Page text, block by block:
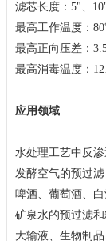
滤芯长度： 5"、
最高工作温度： 80
最高正向 压差：
最高消毒温度：
应用领域
水处理工艺中反
发酵空气的预过滤
啤酒、葡萄酒、
矿泉水的预过滤
大输液、生物制